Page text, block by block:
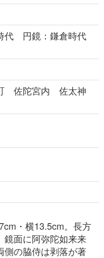
代 円鏡：鎌倉時代
佐陀宮内 佐太神
・横13.5cm。長方
鏡面に阿弥陀如来来
側の脇侍は剥落が著